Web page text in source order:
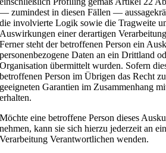
— zumindest in diesen Fällen —
die involvierte Logik sowie die Tragweite
Auswirkungen einer derartigen
Ferner steht der betroffenen Person ein
personenbezogene Daten an ein Drittland
Organisation übermittelt wurden. Sofern
betroffenen Person im Übrigen das Recht
geeigneten Garantien im Zusammenhang
erhalten.
Möchte eine betroffene Person dieses
nehmen, kann sie sich hierzu jederzeit an
Verarbeitung Verantwortlichen wenden.